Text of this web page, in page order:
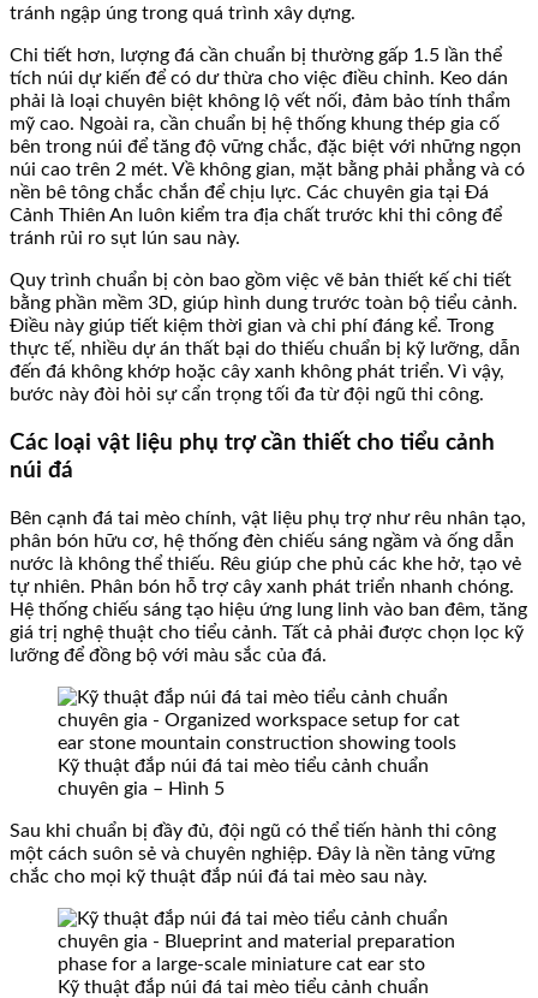
tránh ngập úng trong quá trình xây dựng.
Chi tiết hơn, lượng đá cần chuẩn bị thường gấp 1.5 lần thể
tích núi dự kiến để có dư thừa cho việc điều chỉnh. Keo dán
phải là loại chuyên biệt không lộ vết nối, đảm bảo tính thẩm
mỹ cao. Ngoài ra, cần chuẩn bị hệ thống khung thép gia cố
bên trong núi để tăng độ vững chắc, đặc biệt với những ngọn
núi cao trên 2 mét. Về không gian, mặt bằng phải phẳng và có
nền bê tông chắc chắn để chịu lực. Các chuyên gia tại Đá
Cảnh Thiên An luôn kiểm tra địa chất trước khi thi công để
tránh rủi ro sụt lún sau này.
Quy trình chuẩn bị còn bao gồm việc vẽ bản thiết kế chi tiết
bằng phần mềm 3D, giúp hình dung trước toàn bộ tiểu cảnh.
Điều này giúp tiết kiệm thời gian và chi phí đáng kể. Trong
thực tế, nhiều dự án thất bại do thiếu chuẩn bị kỹ lưỡng, dẫn
đến đá không khớp hoặc cây xanh không phát triển. Vì vậy,
bước này đòi hỏi sự cẩn trọng tối đa từ đội ngũ thi công.
Các loại vật liệu phụ trợ cần thiết cho tiểu cảnh
núi đá
Bên cạnh đá tai mèo chính, vật liệu phụ trợ như rêu nhân tạo,
phân bón hữu cơ, hệ thống đèn chiếu sáng ngầm và ống dẫn
nước là không thể thiếu. Rêu giúp che phủ các khe hở, tạo vẻ
tự nhiên. Phân bón hỗ trợ cây xanh phát triển nhanh chóng.
Hệ thống chiếu sáng tạo hiệu ứng lung linh vào ban đêm, tăng
giá trị nghệ thuật cho tiểu cảnh. Tất cả phải được chọn lọc kỹ
lưỡng để đồng bộ với màu sắc của đá.
Kỹ thuật đắp núi đá tai mèo tiểu cảnh chuẩn
chuyên gia – Hình 5
Sau khi chuẩn bị đầy đủ, đội ngũ có thể tiến hành thi công
một cách suôn sẻ và chuyên nghiệp. Đây là nền tảng vững
chắc cho mọi kỹ thuật đắp núi đá tai mèo sau này.
Kỹ thuật đắp núi đá tai mèo tiểu cảnh chuẩn